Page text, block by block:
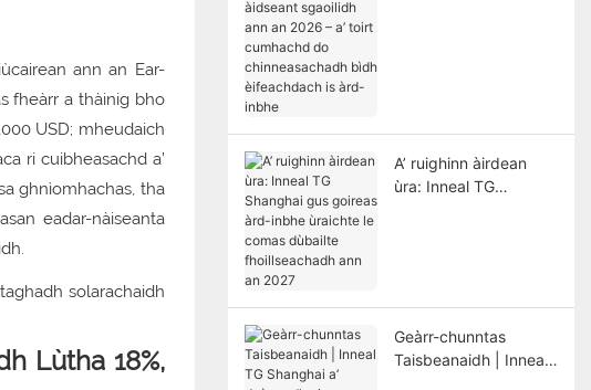
ann an Ear-
fheàrr a thàinig bho
USD; mheudaich
ri cuibheasachd a’
ghnìomhachas, tha
eadar-nàiseanta
Lùtha 18%,
A’ ruighinn àirdean
ùra: Inneal TG
Geàrr-chunntas
Taisbeanaidh | Inneal